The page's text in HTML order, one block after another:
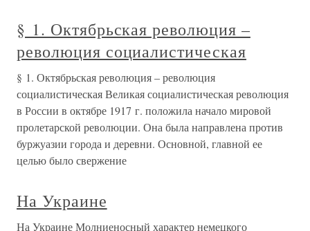
§ 1. Октябрьская революция –
революция социалистическая
§ 1. Октябрьская революция – революция
социалистическая Великая социалистическая революция
в России в октябре 1917 г. положила начало мировой
пролетарской революции. Она была направлена против
буржуазии города и деревни. Основной, главной ее
целью было свержение
На Украине
На Украине Молниеносный характер немецкого